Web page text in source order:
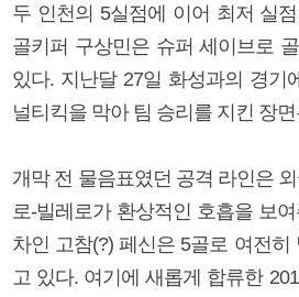
두 인천의 5실점에 이어 최저 실
골키퍼 구상민은 슈퍼 세이브로
있다. 지난달 27일 화성과의 경기
널티킥을 막아 팀 승리를 지킨 장
개막 전 물음표였던 공격 라인은
로-빌레로가 환상적인 호흡을 보
차인 고참(?) 페신은 5골로 여전
고 있다. 여기에 새롭게 합류한